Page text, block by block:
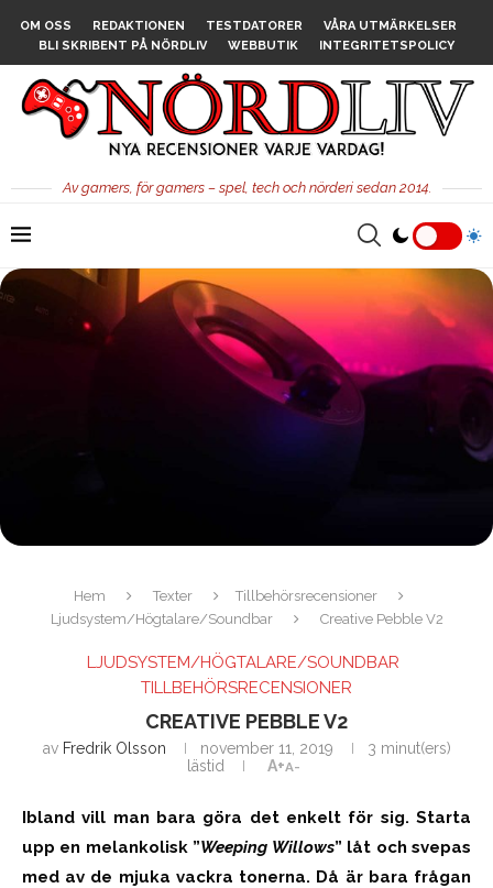
OM OSS REDAKTIONEN TESTDATORER
VÅRA UTMÄRKELSER
BLI SKRIBENT PÅ NÖRDLIV
WEBBUTIK INTEGRITETSPOLICY
Av gamers, för gamers – spel, tech och nörderi sedan 2014.
Hem Texter
Tillbehörsrecensioner
Ljudsystem/Högtalare/Soundbar
Creative Pebble V2
LJUDSYSTEM/HÖGTALARE/SOUNDBAR
TILLBEHÖRSRECENSIONER
CREATIVE PEBBLE V2
av Fredrik Olsson november 11, 2019
3 minut(ers)
lästid
A+A-
Ibland vill man bara göra det enkelt för sig. Starta
upp en melankolisk ”Weeping Willows” låt och svepas
med av de mjuka vackra tonerna. Då är bara frågan